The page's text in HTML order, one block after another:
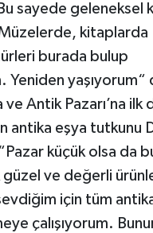
sayede geleneksel
kitaplarda
burada bulup
Yeniden yaşıyorum“
Antik Pazarı’na ilk
antika eşya tutkunu
küçük olsa da
ve değerli
için tüm
çalışıyorum.